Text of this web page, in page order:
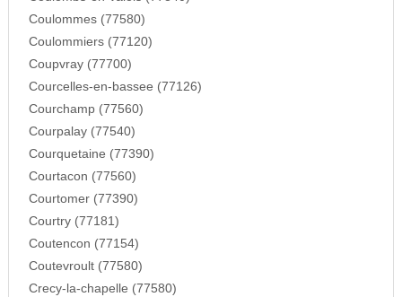
Coulommes (77580)
Coulommiers (77120)
Coupvray (77700)
Courcelles-en-bassee (77126)
Courchamp (77560)
Courpalay (77540)
Courquetaine (77390)
Courtacon (77560)
Courtomer (77390)
Courtry (77181)
Coutencon (77154)
Coutevroult (77580)
Crecy-la-chapelle (77580)